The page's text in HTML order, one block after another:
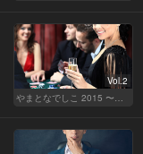
Vol.2